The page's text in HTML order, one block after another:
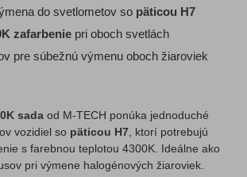
do svetlometov so päticou H7
zafarbenie pri oboch svetlách
pre súbežnú výmenu oboch žiaroviek
sada od M-TECH ponúka jednoduché
vozidiel so päticou H7 , ktorí potrebujú
s farebnou teplotou 4300K. Ideálne ako
pri výmene halogénových žiaroviek.